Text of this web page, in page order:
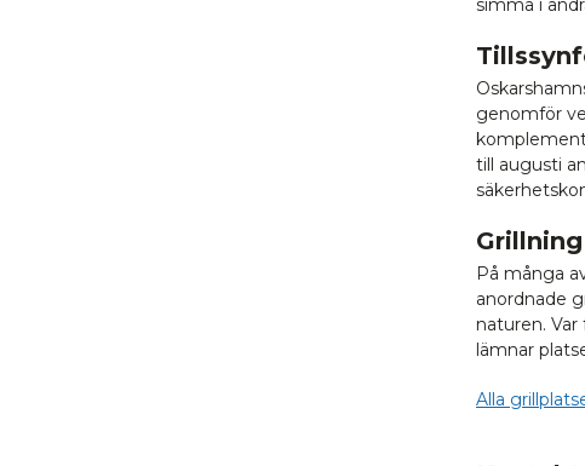
simma i
genomför
till augusti
På många
anordnade
naturen.
lämnar
Alla